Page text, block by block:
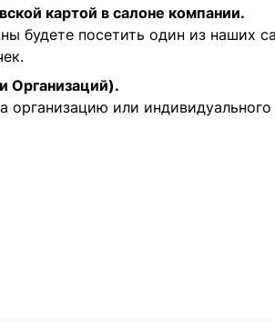
картой в салоне компании.
будете посетить один из наших
Организаций).
организацию или